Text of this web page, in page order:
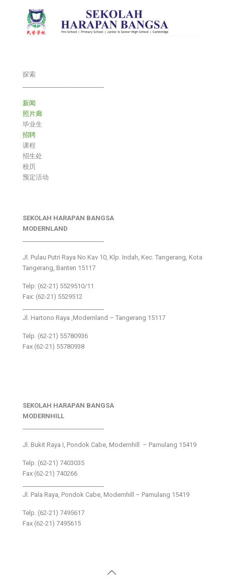
探索
新闻
照片廊
毕业生
招聘
课程
招生处
校历
预定活动
SEKOLAH HARAPAN BANGSA
MODERNLAND
Jl. Pulau Putri Raya No.Kav 10, Klp. Indah, Kec. Tangerang, Kota
Tangerang, Banten 15117
Telp: (62-21) 5529510/11
Fax: (62-21) 5529512
Jl. Hartono Raya ,Modernland – Tangerang 15117
Telp. (62-21) 55780936
Fax (62-21) 55780938
SEKOLAH HARAPAN BANGSA
MODERNHILL
Jl. Bukit Raya I, Pondok Cabe, Modernhill – Pamulang 15419
Telp. (62-21) 7403035
Fax (62-21) 740266
Jl. Pala Raya, Pondok Cabe, Modernhill – Pamulang 15419
Telp. (62-21) 7495617
Fax (62-21) 7495615